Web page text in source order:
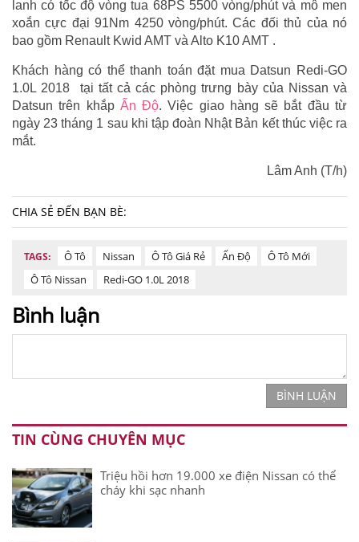
lanh có tốc độ vòng tua 68PS 5500 vòng/phút và mô men
xoắn cực đại 91Nm 4250 vòng/phút. Các đối thủ của nó
bao gồm Renault Kwid AMT và Alto K10 AMT .
Khách hàng có thể thanh toán đặt mua Datsun Redi-GO
1.0L 2018 tại tất cả các phòng trưng bày của Nissan và
Datsun trên khắp Ấn Độ. Việc giao hàng sẽ bắt đầu từ
ngày 23 tháng 1 sau khi tập đoàn Nhật Bản kết thúc việc ra
mắt.
Lâm Anh (T/h)
CHIA SẺ ĐẾN BẠN BÈ:
TAGS: Ô Tô Nissan Ô Tô Giá Rẻ Ấn Độ
Ô Tô Mới
Ô Tô Nissan
Redi-GO 1.0L 2018
Bình luận
BÌNH LUẬN
TIN CÙNG CHUYÊN MỤC
Triệu hồi hơn 19.000 xe điện Nissan có thể
cháy khi sạc nhanh